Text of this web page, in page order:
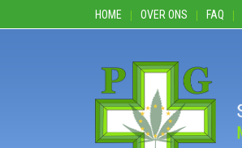
HOME OVER ONS FAQ